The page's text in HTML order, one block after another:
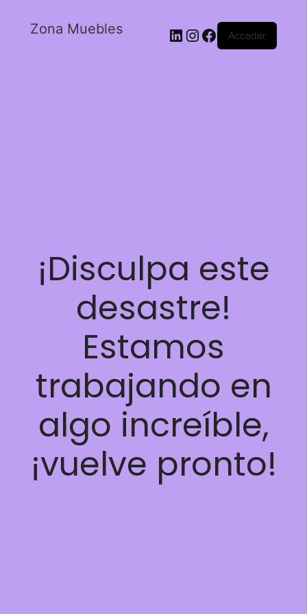
Zona Muebles Acceder
¡Disculpa este
desastre!
Estamos
trabajando en
algo increíble,
¡vuelve pronto!